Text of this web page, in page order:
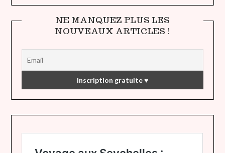
NE MANQUEZ PLUS LES
NOUVEAUX ARTICLES !